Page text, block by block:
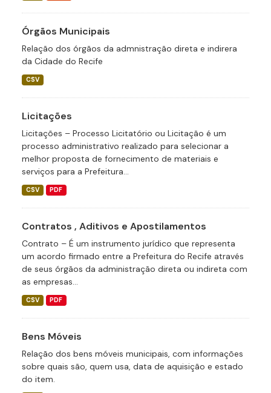
Órgãos Municipais
Relação dos órgãos da admnistração direta e indirera
da Cidade do Recife
CSV
Licitações
Licitações – Processo Licitatório ou Licitação é um
processo administrativo realizado para selecionar a
melhor proposta de fornecimento de materiais e
serviços para a Prefeitura...
CSV PDF
Contratos , Aditivos e Apostilamentos
Contrato – É um instrumento jurídico que representa
um acordo firmado entre a Prefeitura do Recife através
de seus órgãos da administração direta ou indireta com
as empresas...
CSV PDF
Bens Móveis
Relação dos bens móveis municipais, com informações
sobre quais são, quem usa, data de aquisição e estado
do item.